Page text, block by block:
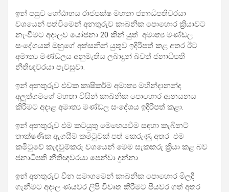
ඉන් පසුව ගෝඨාභය රාජපක්ෂ මහතා ජනාධිපතිවරයා
වශයෙන් පත්වීමෙන් අනතුරුව කාබනික පොහොර ක්‍රියාවට
නැංවීමට අදාලව යෝජනා 20 කින් යුත් අමාත්‍ය මණ්ඩල
සංදේශයක් ඔහුගේ අත්සනින් යුතුව ඉදිරිපත් කළ අතර ඊට
අමාත්‍ය මණ්ඩලය අනුමැතිය ලබාදුන් බවත් ජනාධිපති
නීතිඥවරයා පැවසුවා.
ඉන් අනතුරුව එවක කෘෂිකර්ම අමාත්‍ය මහින්දානන්ද
අලුත්ගමගේ මහතා විසින් කාබනික පොහොර ආනයනය
කිරීමට අදාළ අමාත්‍ය මණ්ඩල සංදේශය ඉදිරිපත් කළා.
ඉන් අනතුරුව එම කටයුතු මෙහෙයවීම සඳහා කැබිනට්
තාක්ෂණික ඇගයීම් කමිටුවක් පත් කෙරුණු අතර එම
කමිටුවේ කැඳවුම්කරු වශයෙන් මෙම සැකකරු ක්‍රියා කළ බව
ජනාධිපති නීතිඥවරයා පෙන්වා දුන්නා.
ඉන් අනතුරුව චීන සමාගමෙන් කාබනික පොහොර මිලදී
ගැනීමට අදාල ණයවර ලිපි විවෘත කිරීමට පියවර ගත් අතර